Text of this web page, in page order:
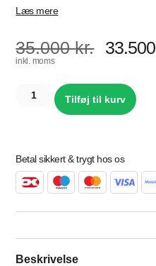
Læs mere
35.000kr. 33.500
inkl. moms
Tilføj til kurv
Betal sikkert & trygt hos os
Beskrivelse